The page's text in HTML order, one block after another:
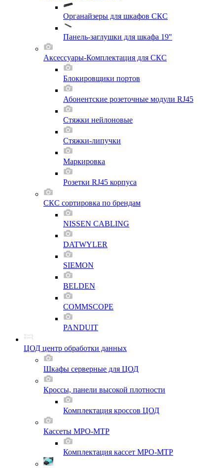
Органайзеры для шкафов СКС
Панель-заглушки для шкафа 19"
Аксессуары-Комплектация для СКС
Блокировщики портов
Абонентские розеточные модули RJ45
Стяжки нейлоновые
Стяжки-липучки
Маркировка
Розетки RJ45 корпуса
СКС сортировка по брендам
NISSEN CABLING
DATWYLER
SIEMON
BELDEN
COMMSCOPE
PANDUIT
ЦОД центр обработки данных
Шкафы серверные для ЦОД
Кроссы, панели высокой плотности
Комплектация кроссов ЦОД
Кассеты MPO-MTP
Комплектация кассет MPO-MTP